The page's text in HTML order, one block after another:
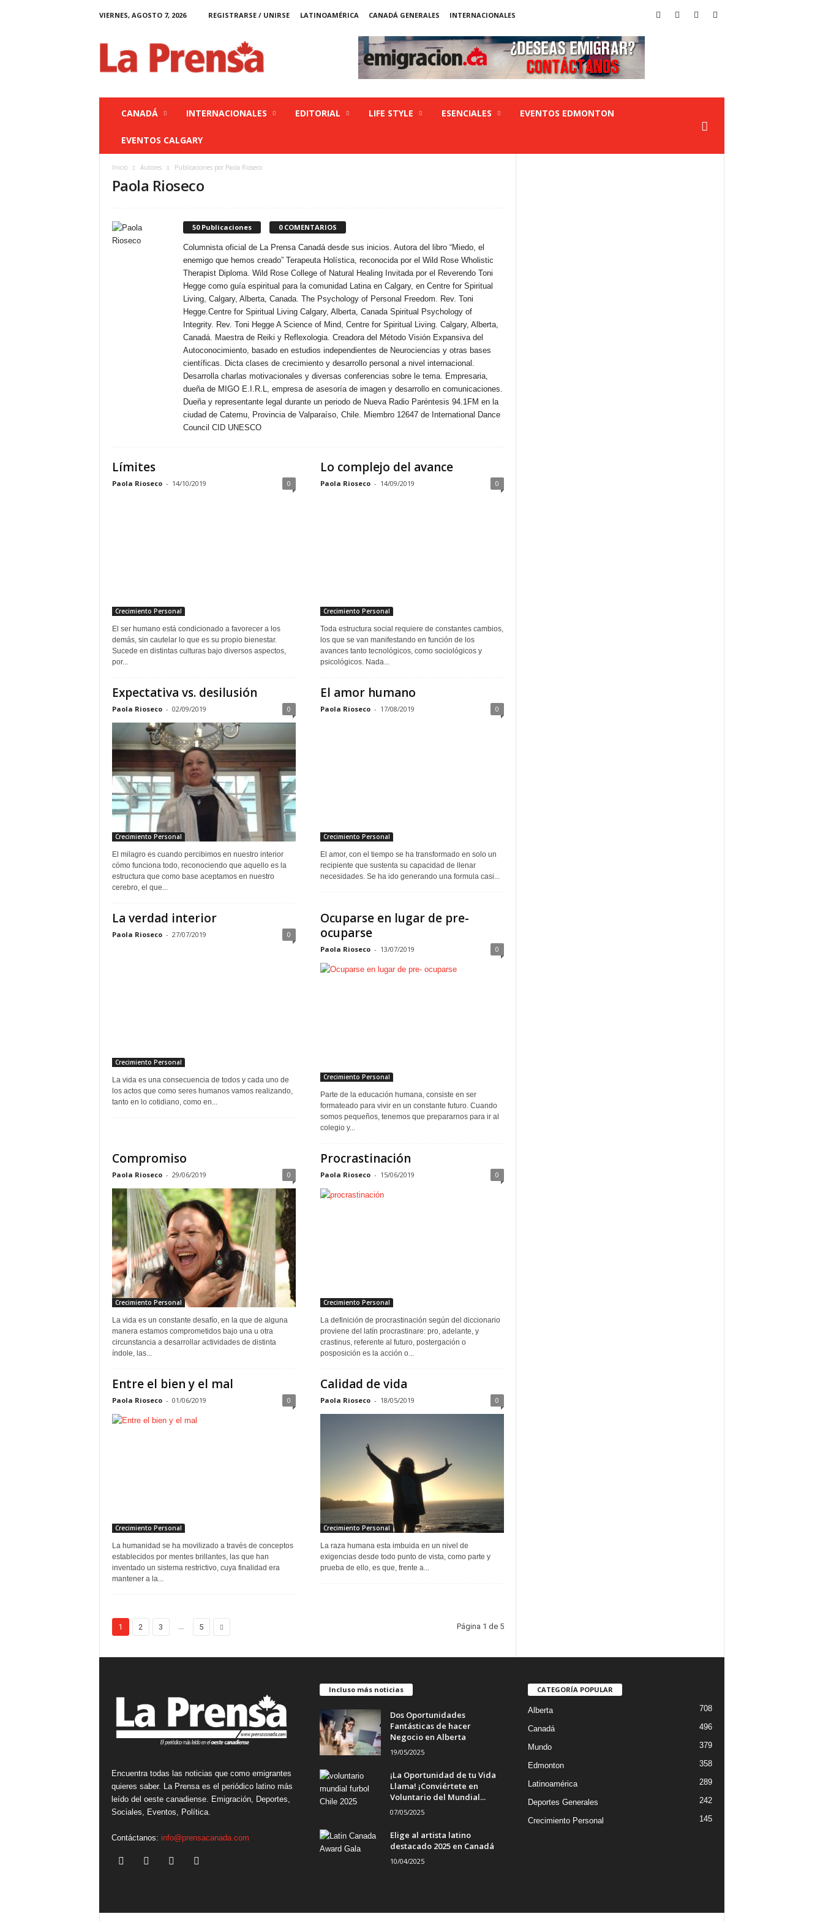
VIERNES, AGOSTO 7, 2026 REGISTRARSE / UNIRSE LATINOAMÉRICA CANADÁ GENERALES
INTERNACIONALES
a
CANADÁ INTERNACIONALES EDITORIAL LIFE STYLE ESENCIALES EVENTOS EDMONTON
EVENTOS CALGARY
Inicio Autores Publicaciones por Paola Rioseco
Paola Rioseco
50 Publicaciones 0 COMENTARIOS
Columnista oficial de La Prensa Canadá desde sus inicios. Autora del libro “Miedo, el
enemigo que hemos creado” Terapeuta Holística, reconocida por el Wild Rose Wholistic
Therapist Diploma. Wild Rose College of Natural Healing Invitada por el Reverendo Toni
Hegge como guía espiritual para la comunidad Latina en Calgary, en Centre for Spiritual
Living, Calgary, Alberta, Canada. The Psychology of Personal Freedom. Rev. Toni
Hegge.Centre for Spiritual Living Calgary, Alberta, Canada Spiritual Psychology of
Integrity. Rev. Toni Hegge A Science of Mind, Centre for Spiritual Living. Calgary, Alberta,
Canadá. Maestra de Reiki y Reflexologia. Creadora del Método Visión Expansiva del
Autoconocimiento, basado en estudios independientes de Neurociencias y otras bases
científicas. Dicta clases de crecimiento y desarrollo personal a nivel internacional.
Desarrolla charlas motivacionales y diversas conferencias sobre le tema. Empresaria,
dueña de MIGO E.I.R.L, empresa de asesoría de imagen y desarrollo en comunicaciones.
Dueña y representante legal durante un periodo de Nueva Radio Paréntesis 94.1FM en la
ciudad de Catemu, Provincia de Valparaíso, Chile. Miembro 12647 de International Dance
Council CID UNESCO
Límites
Paola Rioseco - 14/10/2019 0
Crecimiento Personal
El ser humano está condicionado a favorecer a los
demás, sin cautelar lo que es su propio bienestar.
Sucede en distintas culturas bajo diversos aspectos,
por...
Lo complejo del avance
Paola Rioseco - 14/09/2019 0
Crecimiento Personal
Toda estructura social requiere de constantes cambios,
los que se van manifestando en función de los
avances tanto tecnológicos, como sociológicos y
psicológicos. Nada...
Expectativa vs. desilusión
Paola Rioseco - 02/09/2019 0
Crecimiento Personal
El milagro es cuando percibimos en nuestro interior
cómo funciona todo, reconociendo que aquello es la
estructura que como base aceptamos en nuestro
cerebro, el que...
El amor humano
Paola Rioseco - 17/08/2019 0
Crecimiento Personal
El amor, con el tiempo se ha transformado en solo un
recipiente que sustenta su capacidad de llenar
necesidades. Se ha ido generando una formula casi...
La verdad interior
Paola Rioseco - 27/07/2019 0
Crecimiento Personal
La vida es una consecuencia de todos y cada uno de
los actos que como seres humanos vamos realizando,
tanto en lo cotidiano, como en...
Ocuparse en lugar de pre-
ocuparse
Paola Rioseco - 13/07/2019 0
Crecimiento Personal
Parte de la educación humana, consiste en ser
formateado para vivir en un constante futuro. Cuando
somos pequeños, tenemos que prepararnos para ir al
colegio y...
Compromiso
Paola Rioseco - 29/06/2019 0
Crecimiento Personal
La vida es un constante desafío, en la que de alguna
manera estamos comprometidos bajo una u otra
circunstancia a desarrollar actividades de distinta
índole, las...
Procrastinación
Paola Rioseco - 15/06/2019 0
Crecimiento Personal
La definición de procrastinación según del diccionario
proviene del latín procrastinare: pro, adelante, y
crastinus, referente al futuro, ​ postergación o
posposición es la acción o...
Entre el bien y el mal
Paola Rioseco - 01/06/2019 0
Crecimiento Personal
La humanidad se ha movilizado a través de conceptos
establecidos por mentes brillantes, las que han
inventado un sistema restrictivo, cuya finalidad era
mantener a la...
Calidad de vida
Paola Rioseco - 18/05/2019 0
Crecimiento Personal
La raza humana esta imbuida en un nivel de
exigencias desde todo punto de vista, como parte y
prueba de ello, es que, frente a...
1 2 3 ... 5 Página 1 de 5
Encuentra todas las noticias que como emigrantes
quieres saber. La Prensa es el periódico latino más
leído del oeste canadiense. Emigración, Deportes,
Sociales, Eventos, Política.
Contáctanos: info@prensacanada.com
Incluso más noticias
Dos Oportunidades
Fantásticas de hacer
Negocio en Alberta
19/05/2025
¡La Oportunidad de tu Vida
Llama! ¡Conviértete en
Voluntario del Mundial...
07/05/2025
Elige al artista latino
destacado 2025 en Canadá
10/04/2025
CATEGORÍA POPULAR
Alberta 708
Canadá 496
Mundo 379
Edmonton 358
Latinoamérica 289
Deportes Generales 242
Crecimiento Personal 145